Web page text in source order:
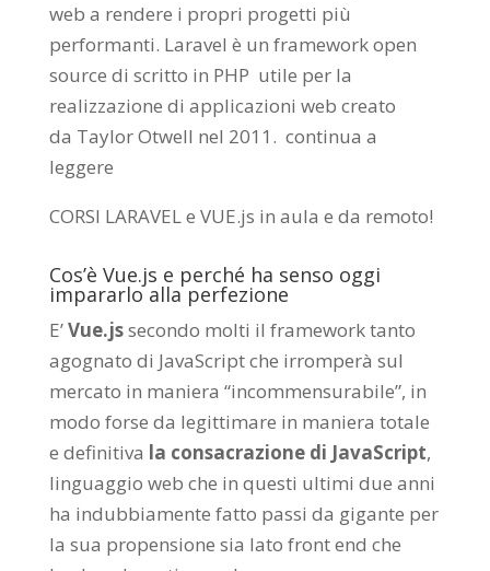
web a rendere i propri progetti più
performanti. Laravel è un framework open
source di scritto in PHP utile per la
realizzazione di applicazioni web creato
da Taylor Otwell nel 2011. continua a
leggere
CORSI LARAVEL e VUE.js in aula e da remoto!
Cos’è Vue.js e perché ha senso oggi
impararlo alla perfezione
E’Vue.jssecondo molti il framework tanto
agognato di JavaScript che irromperà sul
mercato in maniera “incommensurabile”, in
modo forse da legittimare in maniera totale
e definitiva la consacrazione di JavaScript,
linguaggio web che in questi ultimi due anni
ha indubbiamente fatto passi da gigante per
la sua propensione sia lato front end che